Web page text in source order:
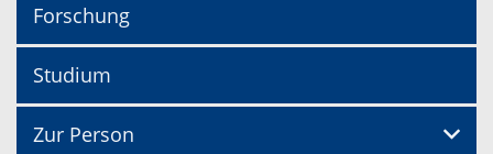
Forschung
Studium
Zur Person